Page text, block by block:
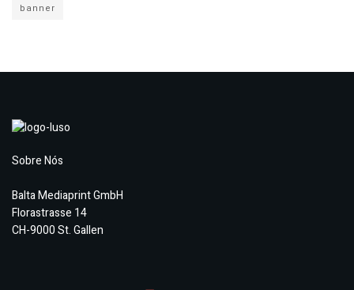
banner
Sobre Nós
Balta Mediaprint GmbH
Florastrasse 14
CH-9000 St. Gallen